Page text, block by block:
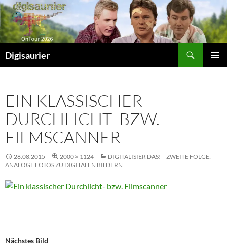
Zum
Inhalt
springen
Digisaurier
EIN KLASSISCHER
DURCHLICHT- BZW.
FILMSCANNER
28.08.2015 2000 × 1124
DIGITALISIER DAS! – ZWEITE FOLGE:
ANALOGE FOTOS ZU DIGITALEN BILDERN
Nächstes Bild